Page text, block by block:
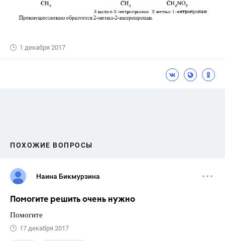
1 декабря 2017
ПОХОЖИЕ ВОПРОСЫ
Наина Бикмурзина
Помогите решить очень нужно
Помогите
17 декабря 2017